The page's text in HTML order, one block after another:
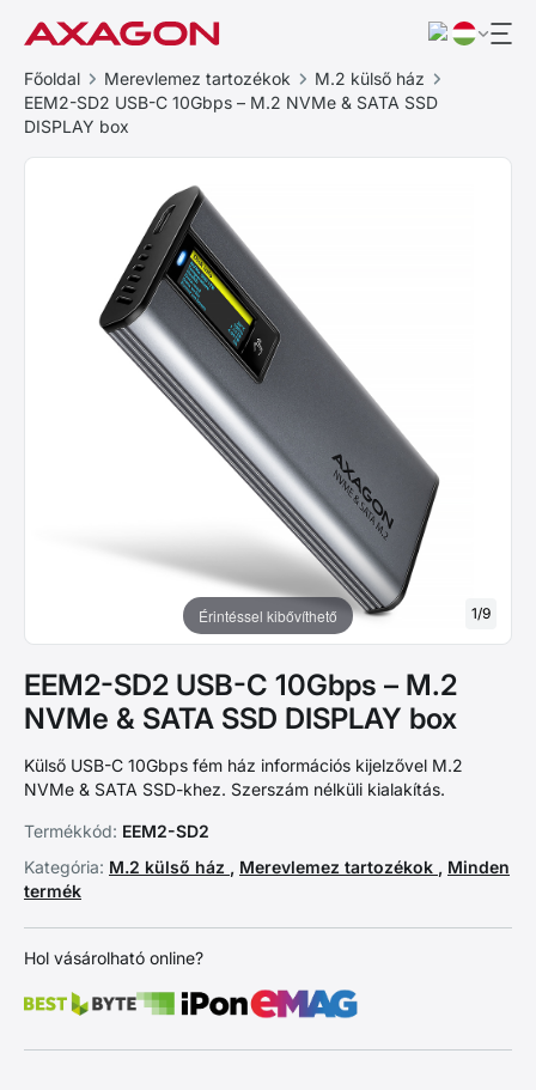
Főoldal Merevlemez tartozékok
M.2 külső ház
EEM2-SD2 USB-C 10Gbps – M.2 NVMe & SATA SSD
DISPLAY box
Érintéssel kibővíthető 1/9
EEM2-SD2 USB-C 10Gbps – M.2
NVMe & SATA SSD DISPLAY box
Külső USB-C 10Gbps fém ház információs kijelzővel M.2
NVMe & SATA SSD-khez. Szerszám nélküli kialakítás.
Termékkód: EEM2-SD2
Kategória: M.2 külső ház , Merevlemez tartozékok , Minden
termék
Hol vásárolható online?